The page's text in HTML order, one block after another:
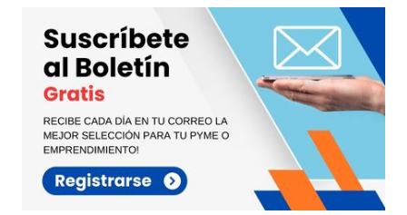
Responder
Interesante Carlos, como dice Ana dia a dia hay
algo que aprender , los felicito sigan adelante.
Ecker Centurion
Responder